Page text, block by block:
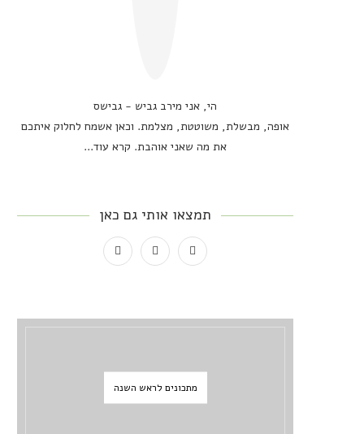
הי, אני מירב גביש - גבישס
אופה, מבשלת, משוטטת, מצלמת. וכאן אשמח לחלוק איתכם
את מה שאני אוהבת. קרא עוד...
תמצאו אותי גם כאן
מתכונים לראש השנה